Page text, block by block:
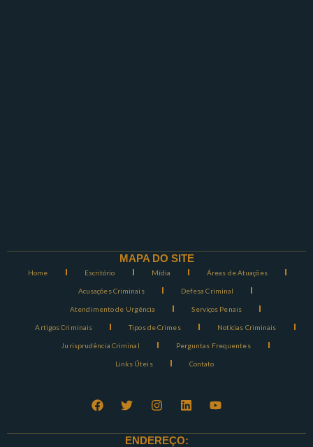
MAPA DO SITE
Home Escritório Mídia Áreas de Atuações
Acusações Criminais Defesa Criminal
Atendimento de Urgência Serviços Penais
Artigos Criminais Tipos de Crimes Notícias Criminais
Jurisprudência Criminal Perguntas Frequentes
Links Úteis Contato
ENDEREÇO: